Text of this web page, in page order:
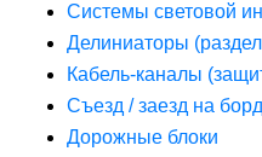
Системы световой
Делиниаторы
Кабель-каналы
Съезд / заезд на
Дорожные блоки